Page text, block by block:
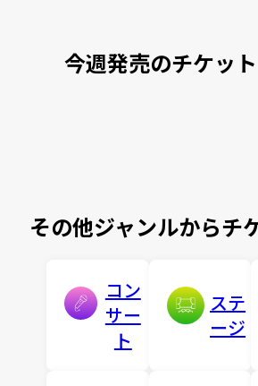
今週発売のチケット
その他ジャンルからチ
コン
サー
ト
ステ
ージ